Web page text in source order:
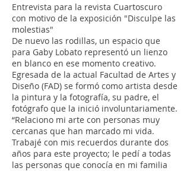
Entrevista para la revista Cuartoscuro
con motivo de la exposición "Disculpe las
molestias"
De nuevo las rodillas, un espacio que
para Gaby Lobato representó un lienzo
en blanco en ese momento creativo.
Egresada de la actual Facultad de Artes y
Diseño (FAD) se formó como artista desde
la pintura y la fotografía, su padre, el
fotógrafo que la inició involuntariamente.
“Relaciono mi arte con personas muy
cercanas que han marcado mi vida.
Trabajé con mis recuerdos durante dos
años para este proyecto; le pedí a todas
las personas que conocía en mi familia